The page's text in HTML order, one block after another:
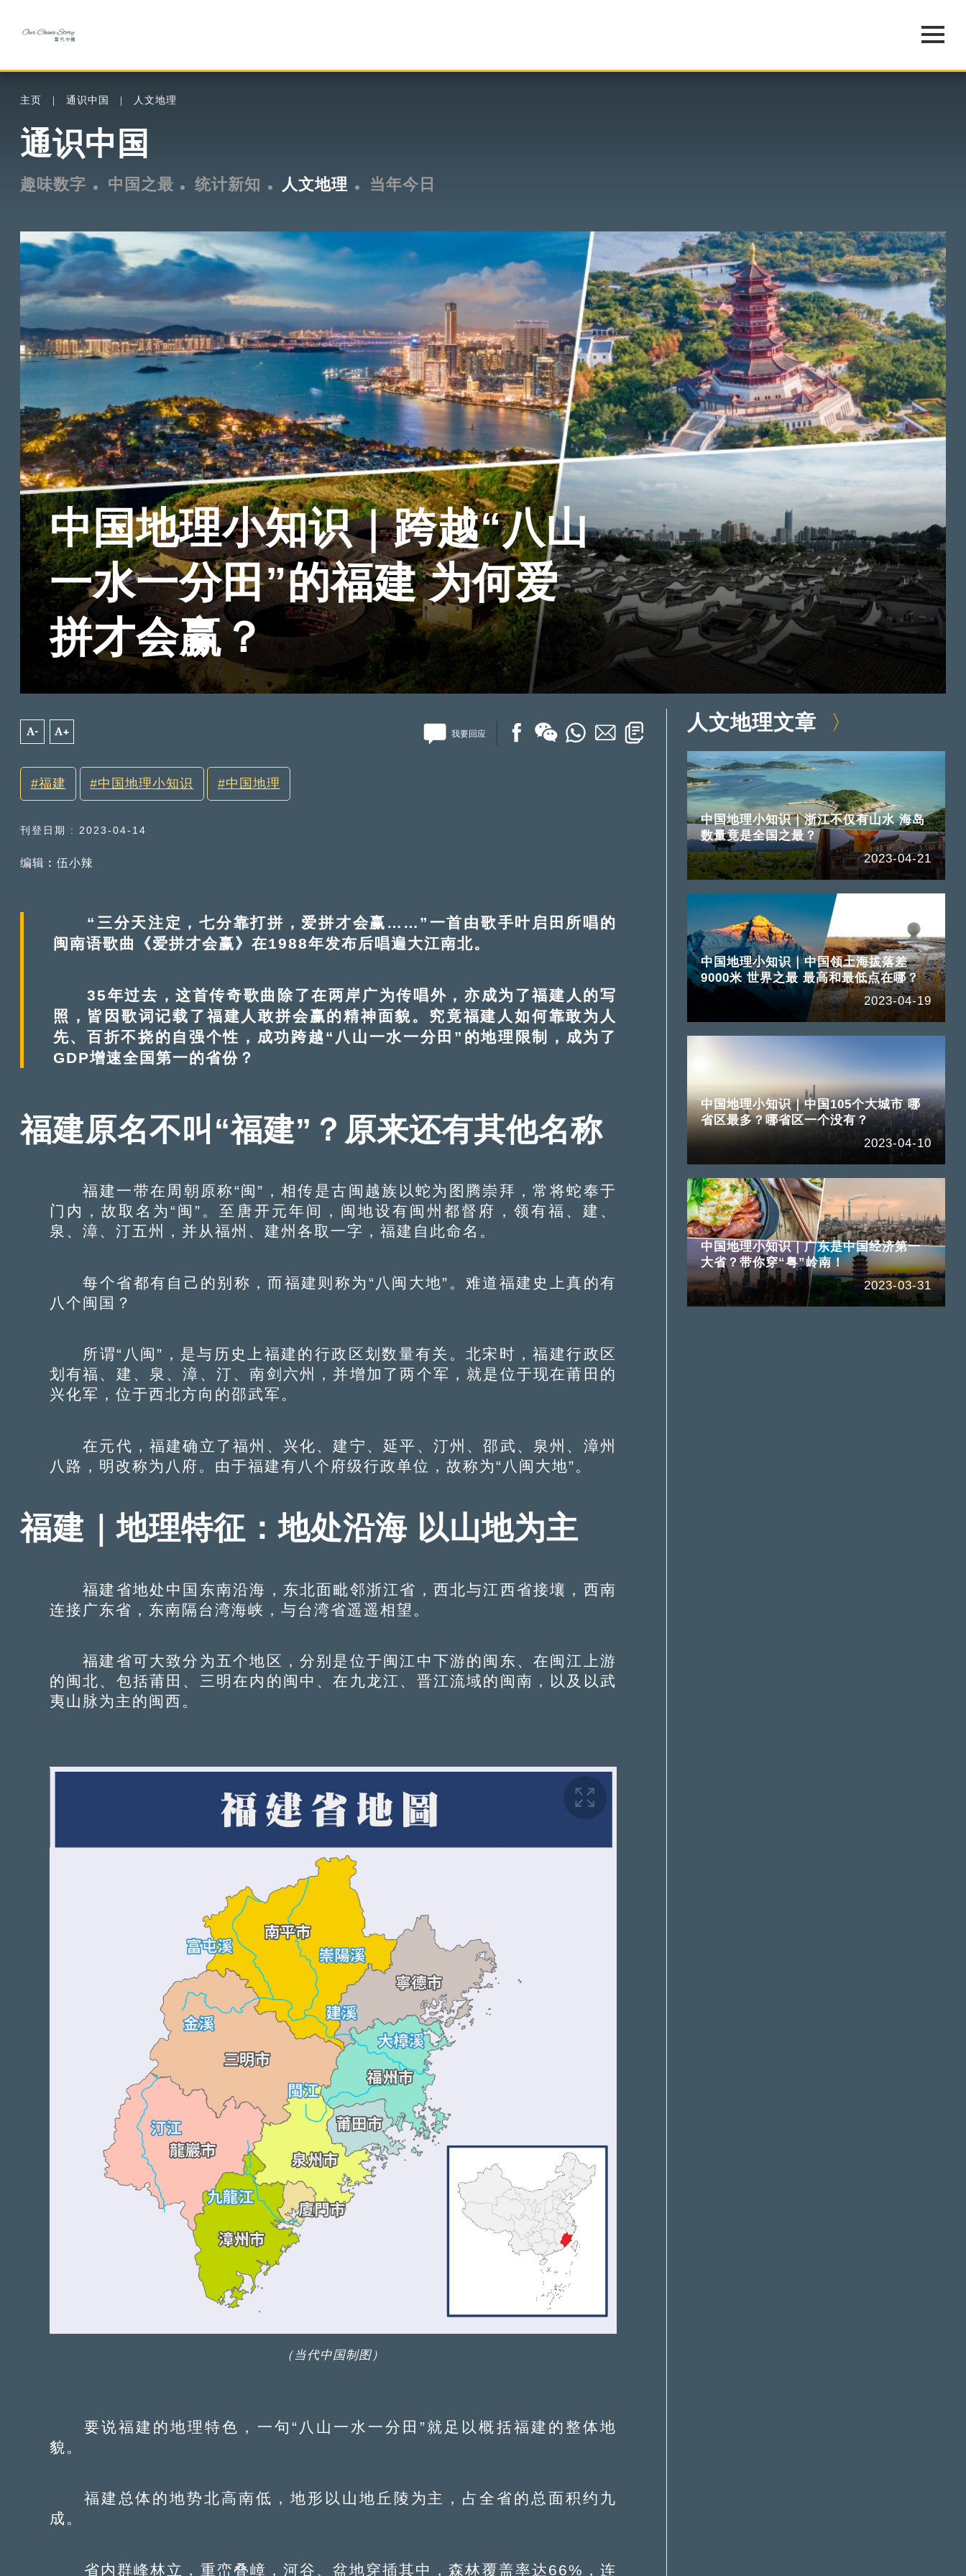
主页 通识中国 人文地理
通识中国
趣味数字 中国之最 统计新知 人文地理 当年今日
中国地理小知识｜跨越“八山
一水一分田”的福建 为何爱
拼才会赢？
A- A+ 我要回应
福建 中国地理小知识 中国地理
刊登日期 : 2023-04-14
编辑︰伍小辣
“三分天注定，七分靠打拼，爱拼才会赢……”一首由歌手叶启田所唱的
闽南语歌曲《爱拼才会赢》在1988年发布后唱遍大江南北。
35年过去，这首传奇歌曲除了在两岸广为传唱外，亦成为了福建人的写
照，皆因歌词记载了福建人敢拼会赢的精神面貌。究竟福建人如何靠敢为人
先、百折不挠的自强个性，成功跨越“八山一水一分田”的地理限制，成为了
GDP增速全国第一的省份？
福建原名不叫“福建”？原来还有其他名称
福建一带在周朝原称“闽”，相传是古闽越族以蛇为图腾崇拜，常将蛇奉于
门内，故取名为“闽”。至唐开元年间，闽地设有闽州都督府，领有福、建、
泉、漳、汀五州，并从福州、建州各取一字，福建自此命名。
每个省都有自己的别称，而福建则称为“八闽大地”。难道福建史上真的有
八个闽国？
所谓“八闽”，是与历史上福建的行政区划数量有关。北宋时，福建行政区
划有福、建、泉、漳、汀、南剑六州，并增加了两个军，就是位于现在莆田的
兴化军，位于西北方向的邵武军。
在元代，福建确立了福州、兴化、建宁、延平、汀州、邵武、泉州、漳州
八路，明改称为八府。由于福建有八个府级行政单位，故称为“八闽大地”。
福建｜地理特征：地处沿海 以山地为主
福建省地处中国东南沿海，东北面毗邻浙江省，西北与江西省接壤，西南
连接广东省，东南隔台湾海峡，与台湾省遥遥相望。
福建省可大致分为五个地区，分别是位于闽江中下游的闽东、在闽江上游
的闽北、包括莆田、三明在内的闽中、在九龙江、晋江流域的闽南，以及以武
夷山脉为主的闽西。
（当代中国制图）
要说福建的地理特色，一句“八山一水一分田”就足以概括福建的整体地
貌。
福建总体的地势北高南低，地形以山地丘陵为主，占全省的总面积约九
成。
省内群峰林立，重峦叠嶂，河谷、盆地穿插其中，森林覆盖率达66%，连
人文地理文章
中国地理小知识｜浙江不仅有山水 海岛
数量竟是全国之最？
2023-04-21
中国地理小知识｜中国领土海拔落差
9000米 世界之最 最高和最低点在哪？
2023-04-19
中国地理小知识｜中国105个大城市 哪
省区最多？哪省区一个没有？
2023-04-10
中国地理小知识｜广东是中国经济第一
大省？带你穿“粤”岭南！
2023-03-31